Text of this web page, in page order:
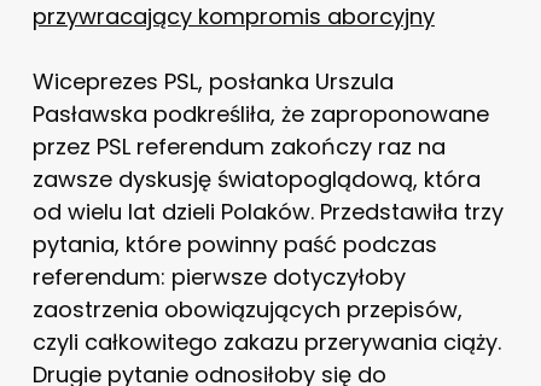
przywracający kompromis aborcyjny
Wiceprezes PSL, posłanka Urszula
Pasławska podkreśliła, że zaproponowane
przez PSL referendum zakończy raz na
zawsze dyskusję światopoglądową, która
od wielu lat dzieli Polaków. Przedstawiła trzy
pytania, które powinny paść podczas
referendum: pierwsze dotyczyłoby
zaostrzenia obowiązujących przepisów,
czyli całkowitego zakazu przerywania ciąży.
Drugie pytanie odnosiłoby się do